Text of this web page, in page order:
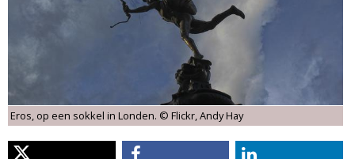
o
l
o
n
u
Eros, op een sokkel in Londen. © Flickr, Andy Hay